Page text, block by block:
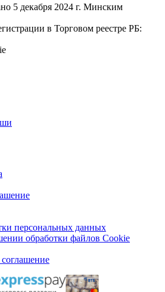
5 декабря 2024 г. Минским
в Торговом реестре РБ:
персональных данных
обработки файлов Cookie
соглашение